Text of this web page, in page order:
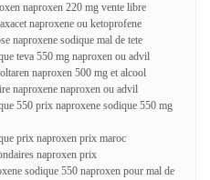
naproxen 220 mg vente libre
naproxene ou ketoprofene
naproxene sodique mal de tete
teva 550 mg naproxen ou advil
naproxen 500 mg et alcool
naproxene naproxen ou advil
550 prix naproxene sodique 550 mg
prix naproxen prix maroc
naproxen prix
sodique 550 naproxen pour mal de